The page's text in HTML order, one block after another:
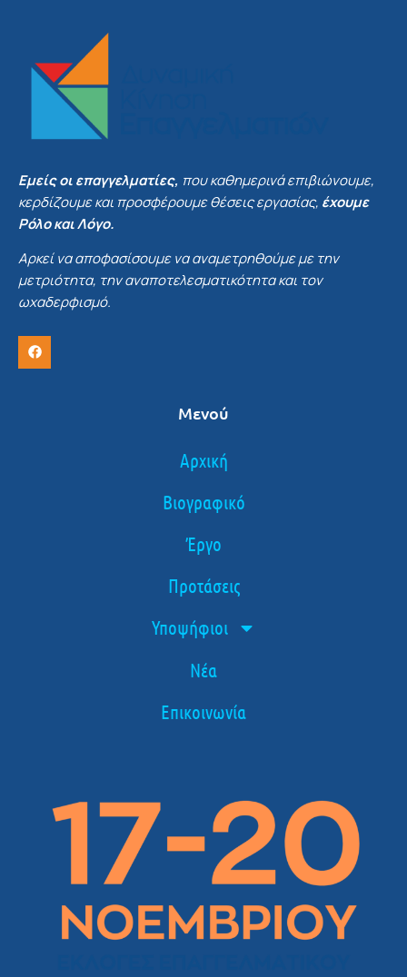
Εμείς οι επαγγελματίες, που καθημερινά επιβιώνουμε,
κερδίζουμε και προσφέρουμε θέσεις εργασίας, έχουμε
Ρόλο και Λόγο.
Αρκεί να αποφασίσουμε να αναμετρηθούμε με την
μετριότητα, την αναποτελεσματικότητα και τον
ωχαδερφισμό.
Μενού
Αρχική
Βιογραφικό
Έργο
Προτάσεις
Υποψήφιοι
Νέα
Επικοινωνία